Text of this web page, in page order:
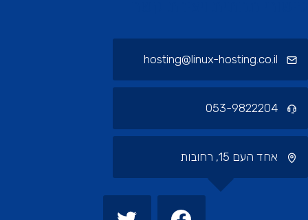
hosting@linux-hosting.co.il
053-9822204
אחד העם 15, רחובות